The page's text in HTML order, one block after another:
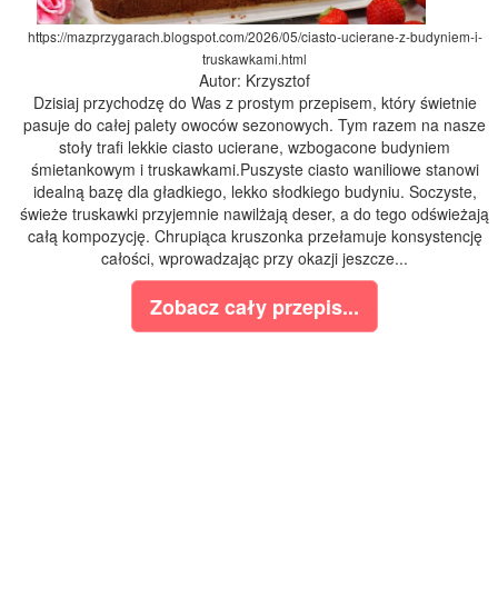
https://mazprzygarach.blogspot.com/2026/05/ciasto-ucierane-z-budyniem-i-
truskawkami.html
Autor: Krzysztof
Dzisiaj przychodzę do Was z prostym przepisem, który świetnie
pasuje do całej palety owoców sezonowych. Tym razem na nasze
stoły trafi lekkie ciasto ucierane, wzbogacone budyniem
śmietankowym i truskawkami.Puszyste ciasto waniliowe stanowi
idealną bazę dla gładkiego, lekko słodkiego budyniu. Soczyste,
świeże truskawki przyjemnie nawilżają deser, a do tego odświeżają
całą kompozycję. Chrupiąca kruszonka przełamuje konsystencję
całości, wprowadzając przy okazji jeszcze...
Zobacz cały przepis...